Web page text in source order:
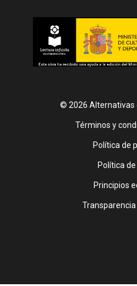
© 2026 Alternativas
Footer
Términos y
Política de
Política
Principios